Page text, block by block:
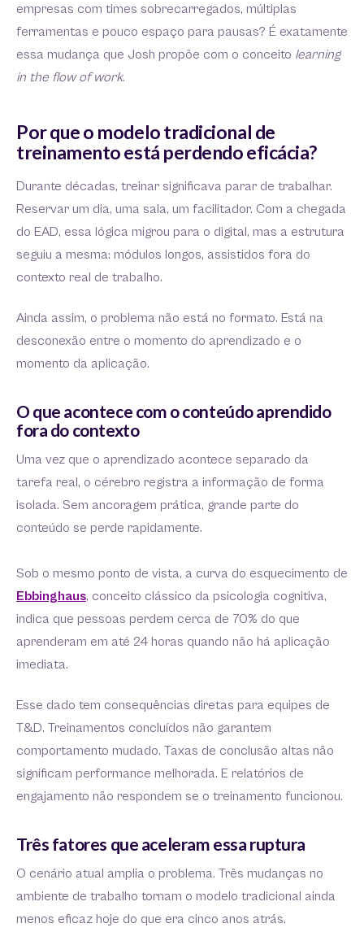
empresas com times sobrecarregados, múltiplas
ferramentas e pouco espaço para pausas? É exatamente
essa mudança que Josh propõe com o conceito learning
in the flow of work.
Por que o modelo tradicional de
treinamento está perdendo eficácia?
Durante décadas, treinar significava parar de trabalhar.
Reservar um dia, uma sala, um facilitador. Com a chegada
do EAD, essa lógica migrou para o digital, mas a estrutura
seguiu a mesma: módulos longos, assistidos fora do
contexto real de trabalho.
Ainda assim, o problema não está no formato. Está na
desconexão entre o momento do aprendizado e o
momento da aplicação.
O que acontece com o conteúdo aprendido
fora do contexto
Uma vez que o aprendizado acontece separado da
tarefa real, o cérebro registra a informação de forma
isolada. Sem ancoragem prática, grande parte do
conteúdo se perde rapidamente.
Sob o mesmo ponto de vista, a curva do esquecimento de
Ebbinghaus, conceito clássico da psicologia cognitiva,
indica que pessoas perdem cerca de 70% do que
aprenderam em até 24 horas quando não há aplicação
imediata.
Esse dado tem consequências diretas para equipes de
T&D. Treinamentos concluídos não garantem
comportamento mudado. Taxas de conclusão altas não
significam performance melhorada. E relatórios de
engajamento não respondem se o treinamento funcionou.
Três fatores que aceleram essa ruptura
O cenário atual amplia o problema. Três mudanças no
ambiente de trabalho tornam o modelo tradicional ainda
menos eficaz hoje do que era cinco anos atrás.